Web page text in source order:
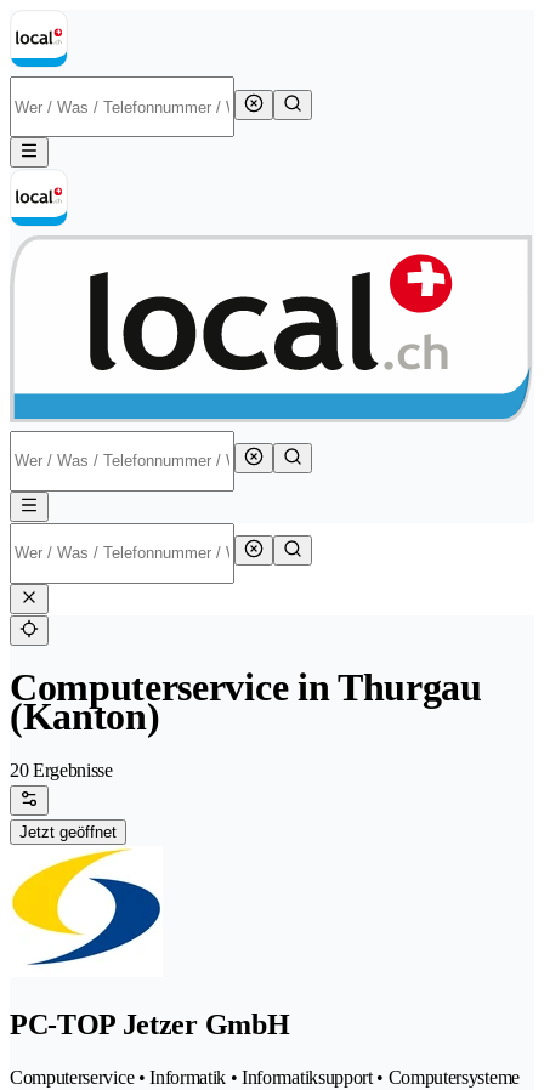
Computerservice in Thurgau
(Kanton)
20 Ergebnisse
Jetzt geöffnet
PC-TOP Jetzer GmbH
Computerservice • Informatik • Informatiksupport • Computersysteme